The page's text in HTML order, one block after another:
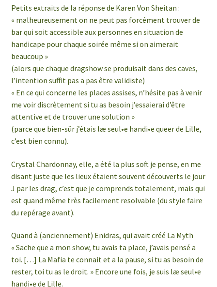
Petits extraits de la réponse de Karen Von Sheitan :
« malheureusement on ne peut pas forcément trouver de
bar qui soit accessible aux personnes en situation de
handicape pour chaque soirée même si on aimerait
beaucoup »
(alors que chaque dragshow se produisait dans des caves,
l’intention suffit pas a pas être validiste)
« En ce qui concerne les places assises, n’hésite pas à venir
me voir discrètement si tu as besoin j’essaierai d’être
attentive et de trouver une solution »
(parce que bien-sûr j’étais læ seul•e handi•e queer de Lille,
c’est bien connu).
Crystal Chardonnay, elle, a été la plus soft je pense, en me
disant juste que les lieux étaient souvent découverts le jour
J par les drag, c’est que je comprends totalement, mais qui
est quand même très facilement resolvable (du style faire
du repérage avant).
Quand à (anciennement) Enidras, qui avait créé La Myth
« Sache que a mon show, tu avais ta place, j’avais pensé a
toi. […] La Mafia te connait et a la pause, si tu as besoin de
rester, toi tu as le droit. » Encore une fois, je suis læ seul•e
handi•e de Lille.